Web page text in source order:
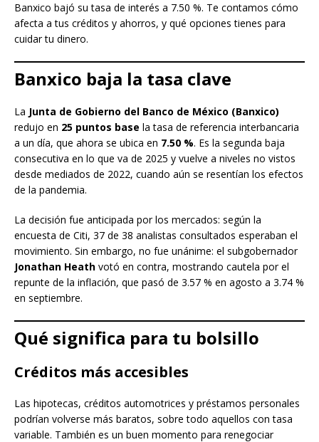
Banxico bajó su tasa de interés a 7.50 %. Te contamos cómo
afecta a tus créditos y ahorros, y qué opciones tienes para
cuidar tu dinero.
Banxico baja la tasa clave
La Junta de Gobierno del Banco de México (Banxico)
redujo en 25 puntos base la tasa de referencia interbancaria
a un día, que ahora se ubica en 7.50 %. Es la segunda baja
consecutiva en lo que va de 2025 y vuelve a niveles no vistos
desde mediados de 2022, cuando aún se resentían los efectos
de la pandemia.
La decisión fue anticipada por los mercados: según la
encuesta de Citi, 37 de 38 analistas consultados esperaban el
movimiento. Sin embargo, no fue unánime: el subgobernador
Jonathan Heath votó en contra, mostrando cautela por el
repunte de la inflación, que pasó de 3.57 % en agosto a 3.74 %
en septiembre.
Qué significa para tu bolsillo
Créditos más accesibles
Las hipotecas, créditos automotrices y préstamos personales
podrían volverse más baratos, sobre todo aquellos con tasa
variable. También es un buen momento para renegociar